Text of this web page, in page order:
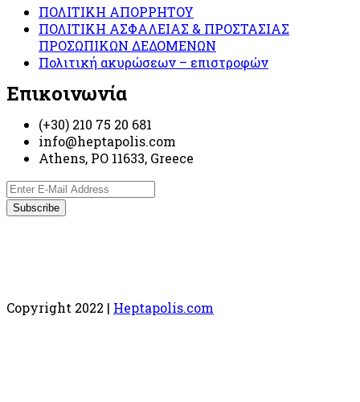
ΠΟΛΙΤΙΚΗ ΑΠΟΡΡΗΤΟΥ
ΠΟΛΙΤΙΚΗ ΑΣΦΑΛΕΙΑΣ & ΠΡΟΣΤΑΣΙΑΣ
ΠΡΟΣΩΠΙΚΩΝ ΔΕΔΟΜΕΝΩΝ
Πολιτική ακυρώσεων – επιστροφών
Επικοινωνία
(+30) 210 75 20 681
info@heptapolis.com
Athens, PO 11633, Greece
Copyright 2022 | Heptapolis.com